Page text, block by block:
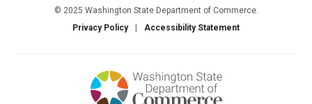
© 2025 Washington State Department of Commerce.
Privacy Policy
Accessibility Statement